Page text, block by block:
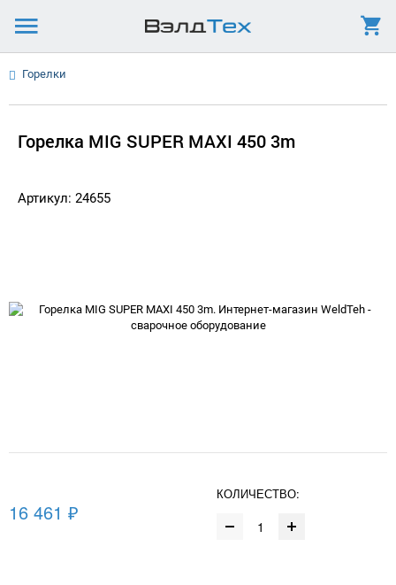
Горелки
Горелка MIG SUPER MAXI 450 3m
Артикул: 24655
16 461 ₽
КОЛИЧЕСТВО: